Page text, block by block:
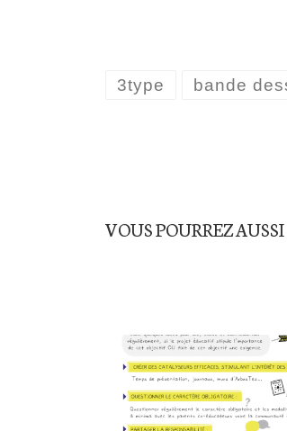
3type bande
VOUS POURREZ